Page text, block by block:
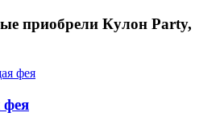
приобрели Кулон Party,